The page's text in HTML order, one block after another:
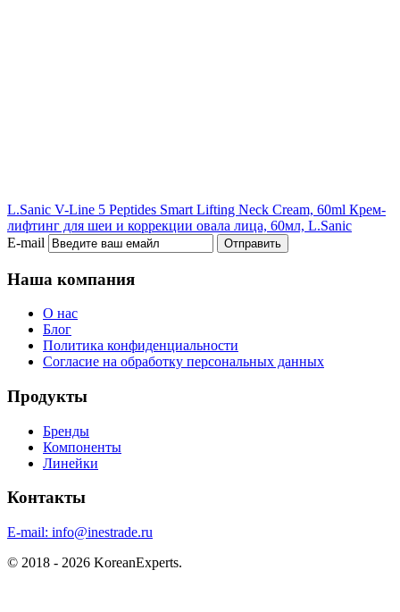
L.Sanic V-Line 5 Peptides Smart Lifting Neck Cream, 60ml Крем-
лифтинг для шеи и коррекции овала лица, 60мл, L.Sanic
E-mail
Отправить
Наша компания
О нас
Блог
Политика конфиденциальности
Согласие на обработку персональных данных
Продукты
Бренды
Компоненты
Линейки
Контакты
E-mail: info@inestrade.ru
© 2018 - 2026 KoreanExperts.